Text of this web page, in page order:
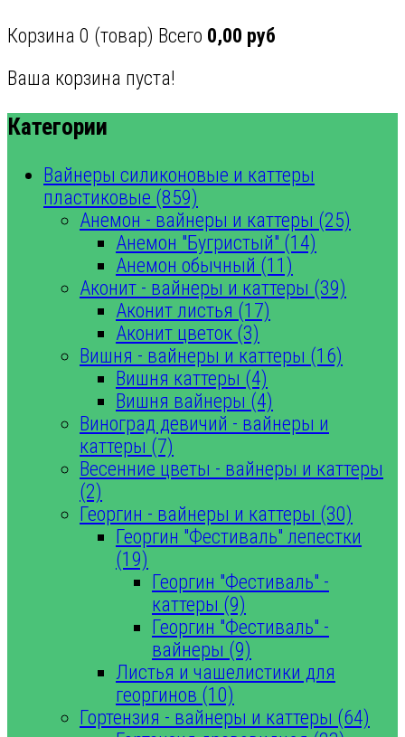
Корзина 0 (товар) Всего 0,00 руб
Ваша корзина пуста!
Категории
Вайнеры силиконовые и каттеры
пластиковые (859)
Анемон - вайнеры и каттеры (25)
Анемон "Бугристый" (14)
Анемон обычный (11)
Аконит - вайнеры и каттеры (39)
Аконит листья (17)
Аконит цветок (3)
Вишня - вайнеры и каттеры (16)
Вишня каттеры (4)
Вишня вайнеры (4)
Виноград девичий - вайнеры и
каттеры (7)
Весенние цветы - вайнеры и каттеры
(2)
Георгин - вайнеры и каттеры (30)
Георгин "Фестиваль" лепестки
(19)
Георгин "Фестиваль" -
каттеры (9)
Георгин "Фестиваль" -
вайнеры (9)
Листья и чашелистики для
георгинов (10)
Гортензия - вайнеры и каттеры (64)